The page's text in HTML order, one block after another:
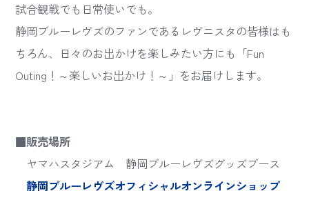
試合観戦でも日常使いでも。
静岡ブルーレヴズのファンであるレヴニスタの皆様はも
ちろん、日々のお出かけを楽しみたい方にも「Fun
Outing！～楽しいお出かけ！～」をお届けします。
■販売場所
ヤマハスタジアム 静岡ブルーレヴズグッズブース
静岡ブルーレヴズオフィシャルオンラインショップ